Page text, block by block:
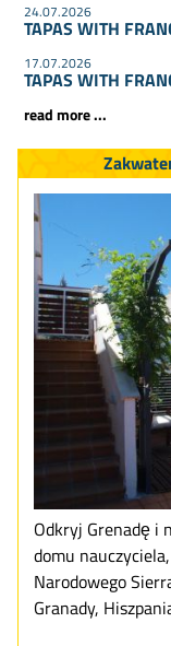
24.07.2026
TAPAS WITH
17.07.2026
TAPAS WITH
read more ...
Odkryj Grenadę i
domu
Narodowego
Granady,